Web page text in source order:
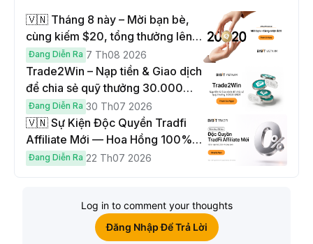
🇻🇳 Tháng 8 này – Mời bạn bè,
cùng kiếm $20, tổng thưởng lên
đến $1,000
Đang Diễn Ra 7 Th08 2026
Trade2Win – Nạp tiền & Giao dịch
để chia sẻ quỹ thưởng 30.000
USDT
Đang Diễn Ra 30 Th07 2026
🇻🇳 Sự Kiện Độc Quyền Tradfi
Affiliate Mới — Hoa Hồng 100% &
Hoàn Phí Qua Đêm
Đang Diễn Ra 22 Th07 2026
Log in to comment your thoughts
Đăng Nhập Để Trả Lời